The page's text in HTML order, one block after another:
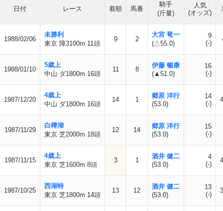
日付 レース 着順 馬番
騎手
(斤量)
人気
(オッズ)
1988/02/06
未勝利
東京 障3100m 11頭
9 2
大宮 竜一
(△55.0)
9
(-)
1988/01/10
5歳上
中山 ダ1800m 16頭
11 8
伊藤 暢康
(▲51.0)
16
(-)
1987/12/20
4歳上
中山 ダ1800m 16頭
14 1
郷原 洋行
(53.0)
14
(-)
1987/11/29
白樺湖
東京 芝2000m 18頭
12 14
郷原 洋行
(53.0)
15
(-)
1987/11/15
4歳上
東京 芝1600m 8頭
3 1
酒井 健二
(53.0)
4
(-)
1987/10/25
西湖特
東京 芝1800m 14頭
13 12
酒井 健二
(53.0)
13
(-)